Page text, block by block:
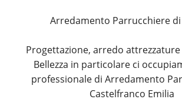
Arredamento Parrucchiere
Progettazione, arredo
Bellezza in particolare ci
professionale di Arredamento
Castelfranco Emilia